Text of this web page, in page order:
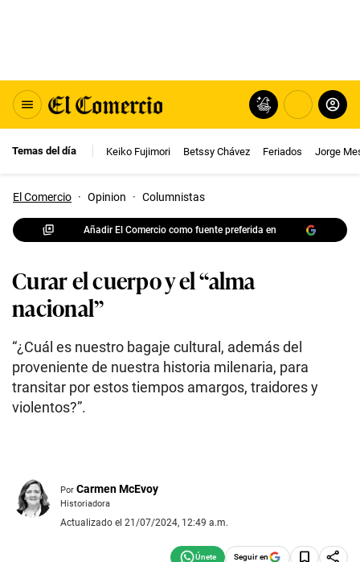
Temas del día Keiko Fujimori Betssy Chávez Feriados Jorge
El Comercio · Opinion · Columnistas
Añadir El Comercio como fuente preferida en
Curar el cuerpo y el “alma
nacional”
“¿Cuál es nuestro bagaje cultural, además del
proveniente de nuestra historia milenaria, para
transitar por estos tiempos amargos, traidores y
violentos?”.
Por Carmen McEvoy
Historiadora
Actualizado el 21/07/2024, 12:49 a.m.
Seguir en